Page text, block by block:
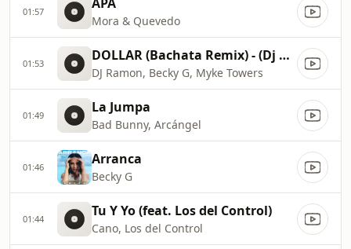
01:57
Mora & Quevedo
01:53 DOLLAR (Bachata Remix) - (Dj DoodlEZ)
DJ Ramon, Becky G, Myke Towers
01:49 La Jumpa
Bad Bunny, Arcángel
01:46 Arranca
Becky G
01:44 Tu Y Yo (feat. Los del Control)
Cano, Los del Control